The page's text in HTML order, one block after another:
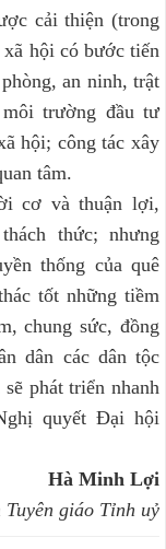
cải thiện (trong
hội có bước tiến
an ninh, trật
trường đầu tư
hội; công tác xây
tâm.
cơ và thuận lợi,
thức; nhưng
thống của quê
tốt những tiềm
chung sức, đồng
dân các dân tộc
phát triển nhanh
quyết Đại hội
Hà Minh Lợi
giáo Tỉnh uỷ